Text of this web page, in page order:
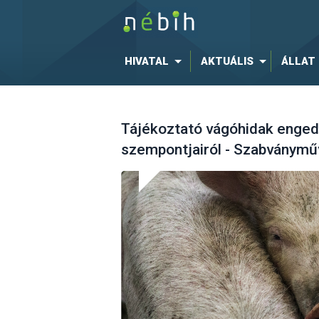
HIVATAL AKTUÁLIS ÁLLAT
Tájékoztató vágóhidak
szempontjairól -